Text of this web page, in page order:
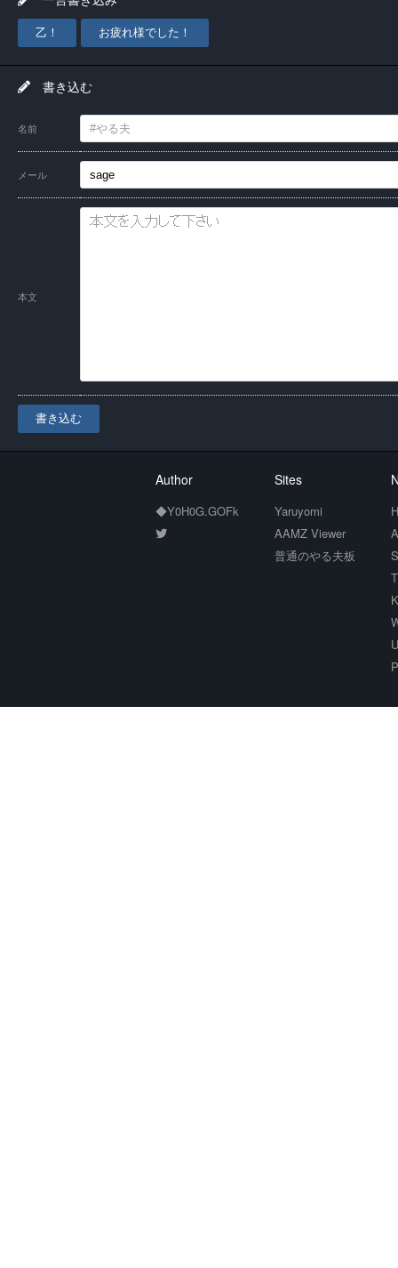
乙！ お疲れ様でした！
書き込む
名前
メール
本文
書き込む
Author
◆Y0H0G.GOFk
Sites
Yaruyomi
AAMZ Viewer
普通のやる夫板